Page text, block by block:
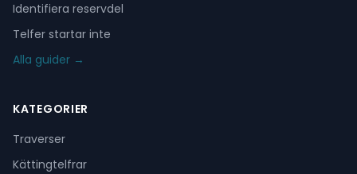
Identifiera reservdel
Telfer startar inte
Alla guider →
KATEGORIER
Traverser
Kättingtelfrar